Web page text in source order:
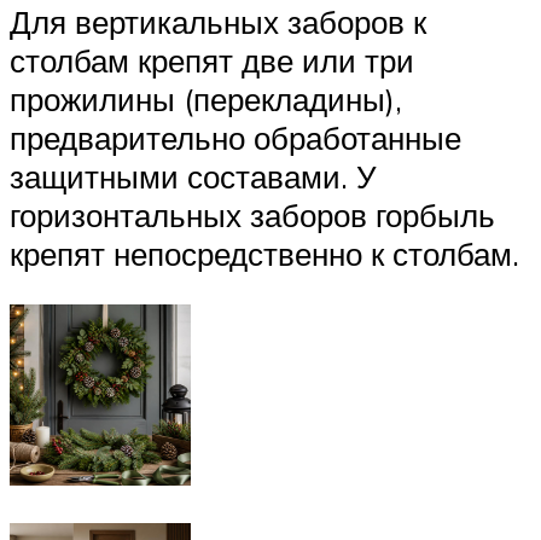
Для вертикальных заборов к
столбам крепят две или три
прожилины (перекладины),
предварительно обработанные
защитными составами. У
горизонтальных заборов горбыль
крепят непосредственно к столбам.